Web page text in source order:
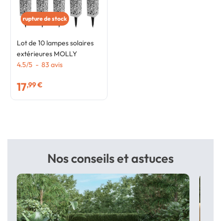
rupture de stock
Lot de 10 lampes solaires
extérieures MOLLY
4.5/5 - 83 avis
17,99 €
Nos conseils et astuces